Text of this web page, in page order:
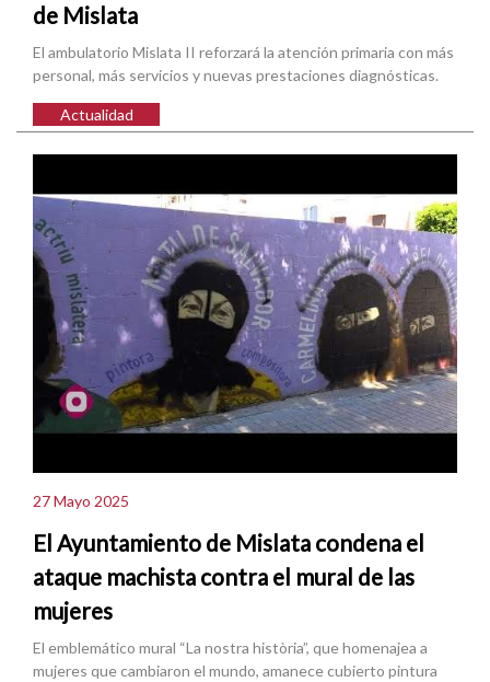
de Mislata
El ambulatorio Mislata II reforzará la atención primaria con más
personal, más servicios y nuevas prestaciones diagnósticas.
Actualidad
27 Mayo 2025
El Ayuntamiento de Mislata condena el
ataque machista contra el mural de las
mujeres
El emblemático mural “La nostra història”, que homenajea a
mujeres que cambiaron el mundo, amanece cubierto pintura